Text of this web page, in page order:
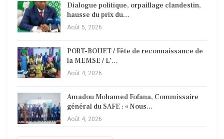
Dialogue politique, orpaillage clandestin,
hausse du prix du…
Août 5, 2026
PORT-BOUET / Fête de reconnaissance de
la MEMSE / L’…
Août 4, 2026
Amadou Mohamed Fofana, Commissaire
général du SAFE : « Nous…
Août 4, 2026